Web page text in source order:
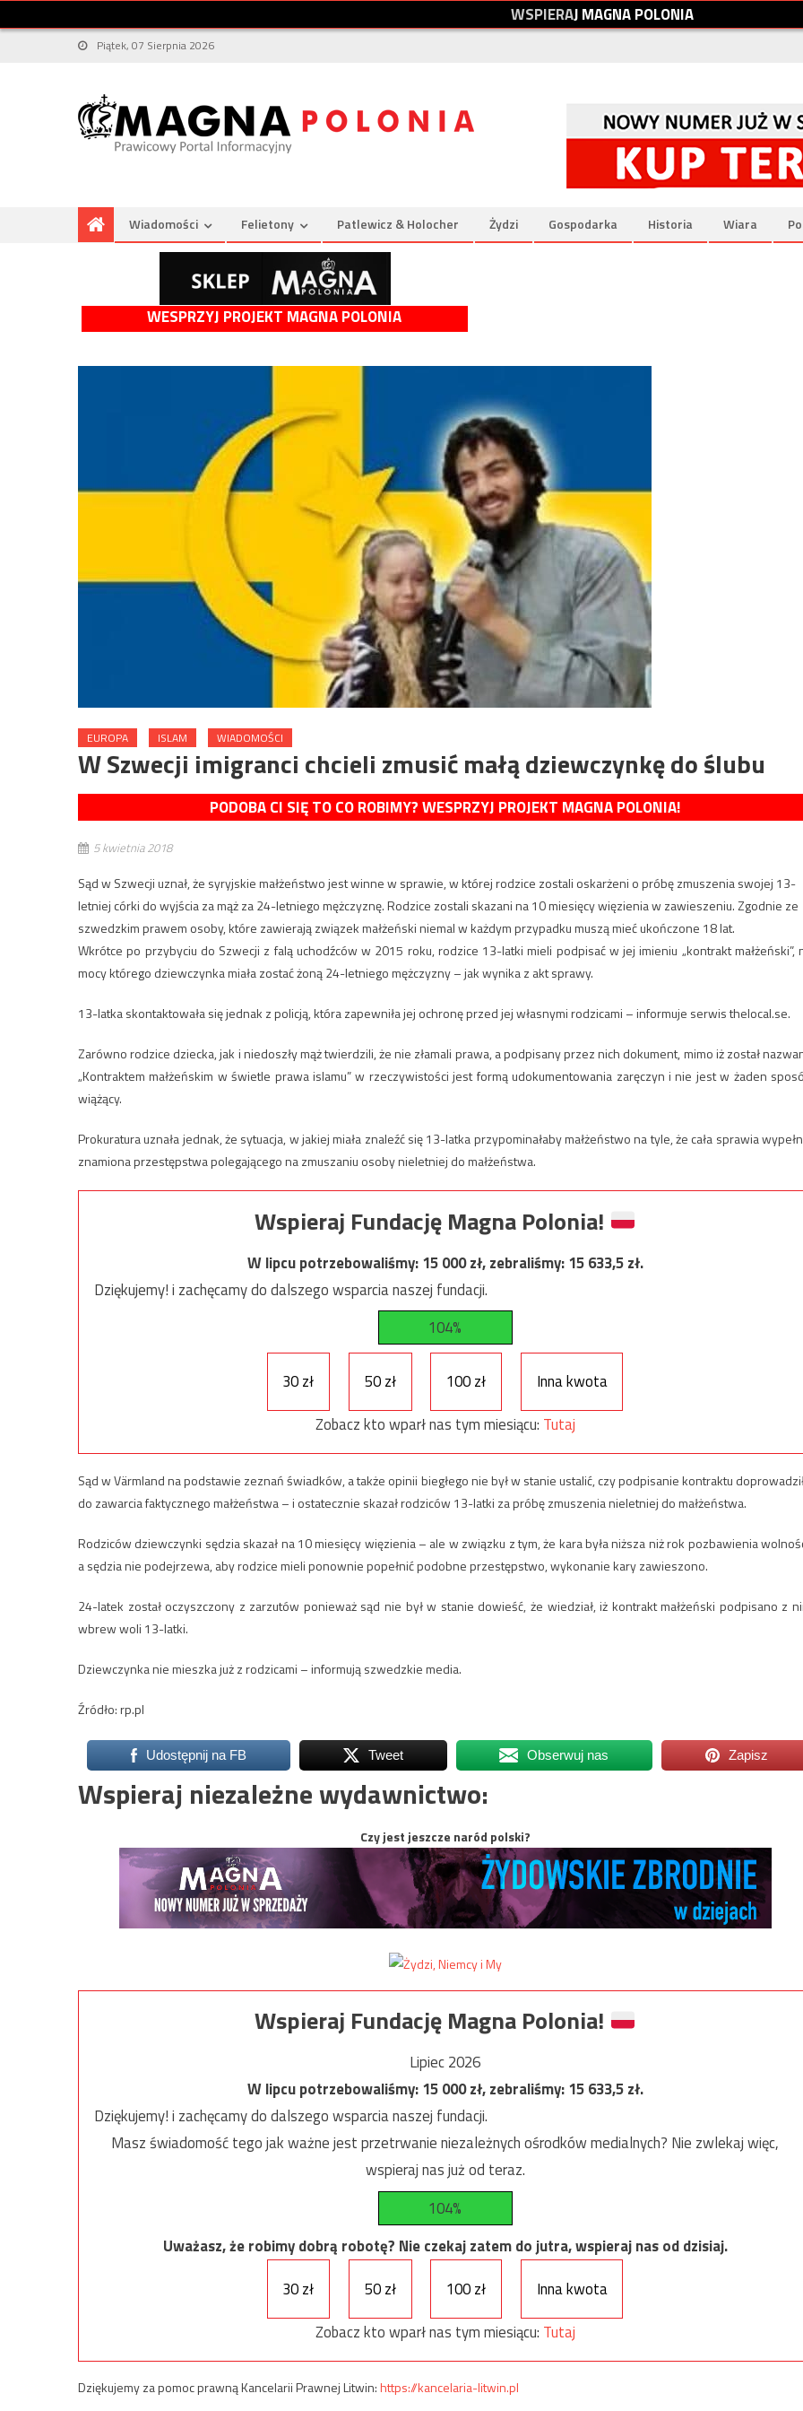
WSPIERAJMAGNAPOLONIA
Piątek, 07 Sierpnia 2026
Wiadomości Felietony Patlewicz & Holocher Żydzi Gospodarka Historia Wiara
WESPRZYJ PROJEKT MAGNA POLONIA
EUROPA ISLAM WIADOMOŚCI
W Szwecji imigranci chcieli zmusić małą dziewczynkę do ślubu
PODOBA CI SIĘ TO CO ROBIMY? WESPRZYJ PROJEKT MAGNA POLONIA!
5 kwietnia 2018
Sąd w Szwecji uznał, że syryjskie małżeństwo jest winne w sprawie, w której rodzice zostali oskarżeni o próbę zmuszenia swojej 13-
letniej córki do wyjścia za mąż za 24-letniego mężczyznę. Rodzice zostali skazani na 10 miesięcy więzienia w zawieszeniu. Zgodnie ze
szwedzkim prawem osoby, które zawierają związek małżeński niemal w każdym przypadku muszą mieć ukończone 18 lat.
Wkrótce po przybyciu do Szwecji z falą uchodźców w 2015 roku, rodzice 13-latki mieli podpisać w jej imieniu „kontrakt małżeński”,
mocy którego dziewczynka miała zostać żoną 24-letniego mężczyzny – jak wynika z akt sprawy.
13-latka skontaktowała się jednak z policją, która zapewniła jej ochronę przed jej własnymi rodzicami – informuje serwis thelocal.se.
Zarówno rodzice dziecka, jak i niedoszły mąż twierdzili, że nie złamali prawa, a podpisany przez nich dokument, mimo iż został
„Kontraktem małżeńskim w świetle prawa islamu” w rzeczywistości jest formą udokumentowania zaręczyn i nie jest w żaden
wiążący.
Prokuratura uznała jednak, że sytuacja, w jakiej miała znaleźć się 13-latka przypominałaby małżeństwo na tyle, że cała sprawia
znamiona przestępstwa polegającego na zmuszaniu osoby nieletniej do małżeństwa.
Wspieraj Fundację Magna Polonia!
W lipcu potrzebowaliśmy:15 000zł, zebraliśmy:15 633,5zł.
Dziękujemy! i zachęcamy do dalszego wsparcia naszej fundacji.
104%
30 zł 50 zł 100 zł
Inna kwota
Zobacz kto wparł nas tym miesiącu: Tutaj
Sąd w Värmland na podstawie zeznań świadków, a także opinii biegłego nie był w stanie ustalić, czy podpisanie kontraktu
do zawarcia faktycznego małżeństwa – i ostatecznie skazał rodziców 13-latki za próbę zmuszenia nieletniej do małżeństwa.
Rodziców dziewczynki sędzia skazał na 10 miesięcy więzienia – ale w związku z tym, że kara była niższa niż rok pozbawienia
a sędzia nie podejrzewa, aby rodzice mieli ponownie popełnić podobne przestępstwo, wykonanie kary zawieszono.
24-latek został oczyszczony z zarzutów ponieważ sąd nie był w stanie dowieść, że wiedział, iż kontrakt małżeński podpisano z
wbrew woli 13-latki.
Dziewczynka nie mieszka już z rodzicami – informują szwedzkie media.
Źródło: rp.pl
Udostępnij na FB Tweet Obserwuj nas Zapisz
Wspieraj niezależne wydawnictwo:
Czy jest jeszcze naród polski?
Wspieraj Fundację Magna Polonia!
Lipiec 2026
W lipcu potrzebowaliśmy:15 000zł, zebraliśmy:15 633,5zł.
Dziękujemy! i zachęcamy do dalszego wsparcia naszej fundacji.
Masz świadomość tego jak ważne jest przetrwanie niezależnych ośrodków medialnych? Nie zwlekaj więc,
wspieraj nas już od teraz.
104%
Uważasz, że robimy dobrą robotę? Nie czekaj zatem do jutra, wspieraj nas od dzisiaj.
30 zł
50 zł 100 zł
Inna kwota
Zobacz kto wparł nas tym miesiącu: Tutaj
Dziękujemy za pomoc prawną Kancelarii Prawnej Litwin:https://kancelaria-litwin.pl